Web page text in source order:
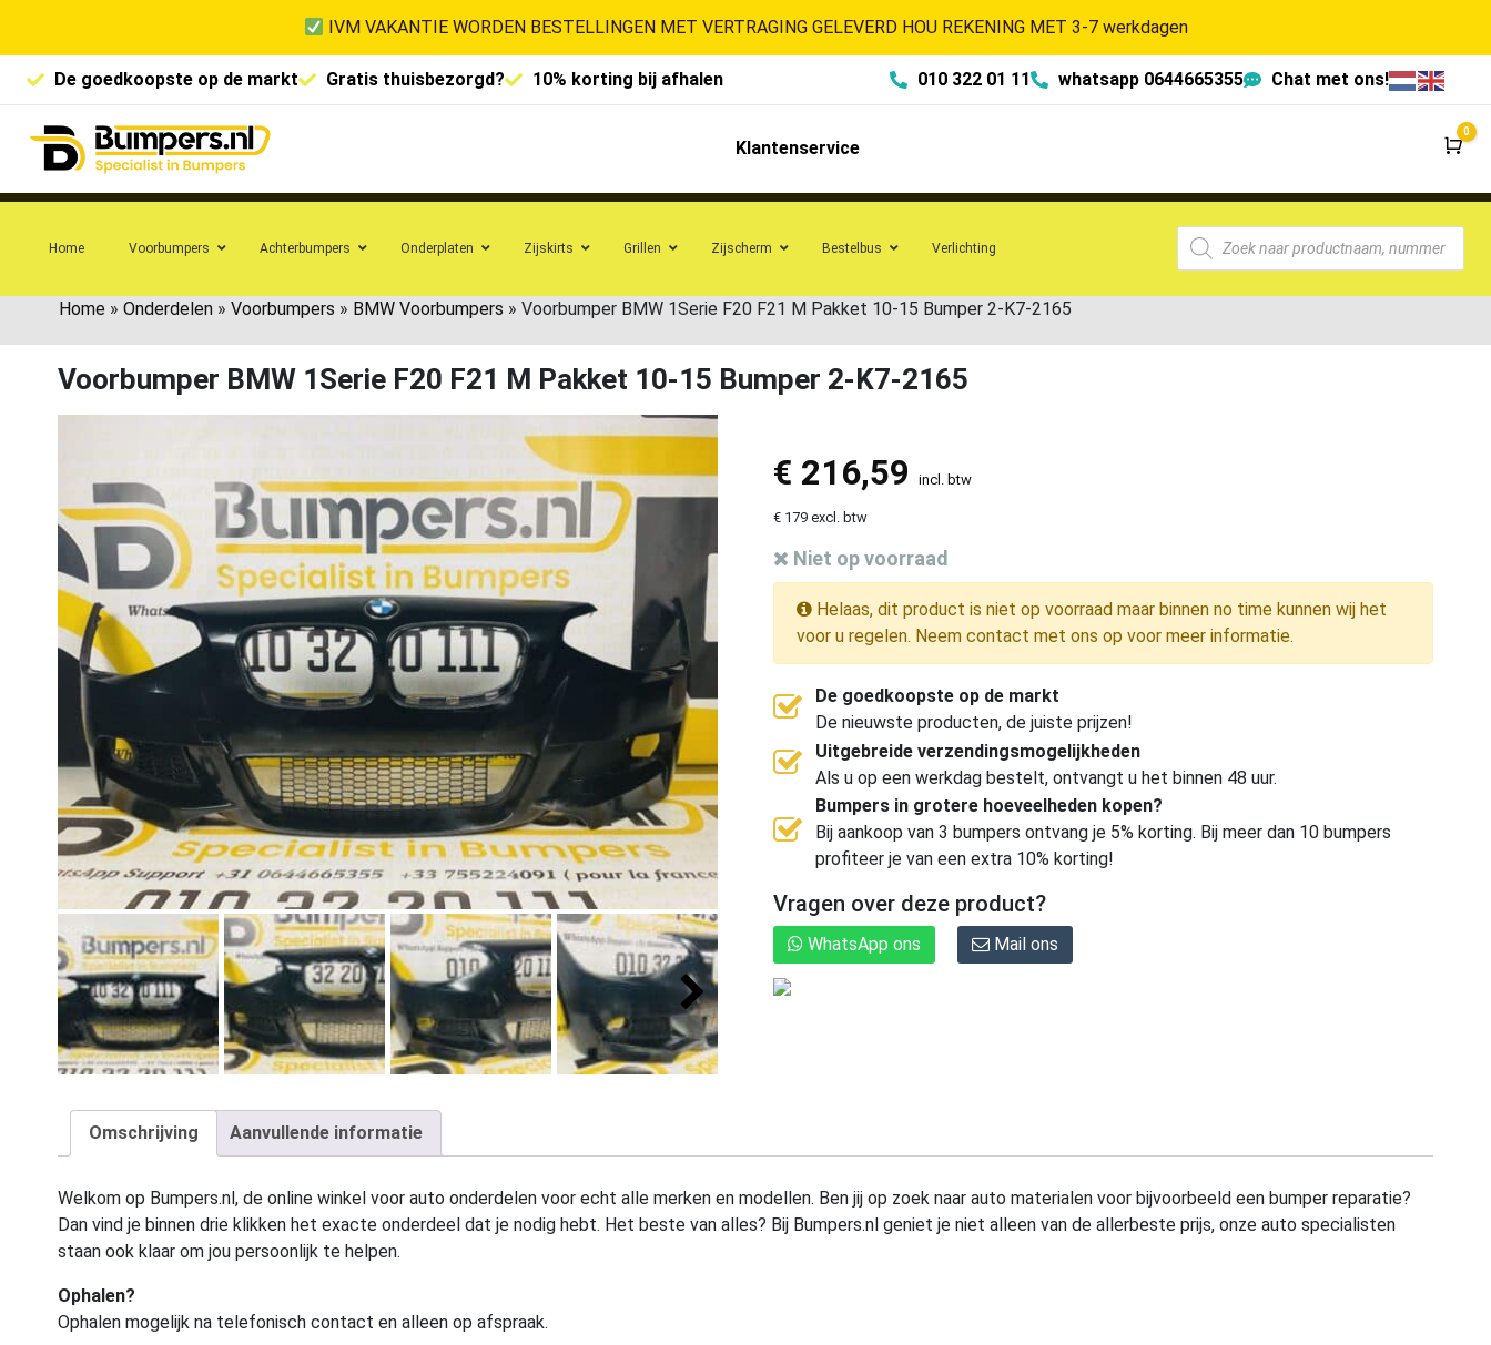
IVM VAKANTIE WORDEN BESTELLINGEN MET VERTRAGING GELEVERD HOU REKENING MET 3-7 werkdagen
De goedkoopste op de markt Gratis thuisbezorgd? 10% korting bij afhalen 010 322 01 11 whatsapp 0644665355 Chat met ons!
Klantenservice
0
Home Voorbumpers Achterbumpers Onderplaten Zijskirts Grillen Zijscherm Bestelbus Verlichting
Home » Onderdelen » Voorbumpers » BMW Voorbumpers » Voorbumper BMW 1Serie F20 F21 M Pakket 10-15 Bumper 2-K7-2165
Voorbumper BMW 1Serie F20 F21 M Pakket 10-15 Bumper 2-K7-2165
€ 216,59 incl. btw
€ 179 excl. btw
Niet op voorraad
Helaas, dit product is niet op voorraad maar binnen no time kunnen wij het
voor u regelen. Neem contact met ons op voor meer informatie.
De goedkoopste op de markt
De nieuwste producten, de juiste prijzen!
Uitgebreide verzendingsmogelijkheden
Als u op een werkdag bestelt, ontvangt u het binnen 48 uur.
Bumpers in grotere hoeveelheden kopen?
Bij aankoop van 3 bumpers ontvang je 5% korting. Bij meer dan 10 bumpers
profiteer je van een extra 10% korting!
Vragen over deze product?
WhatsApp ons Mail ons
Omschrijving Aanvullende informatie
Welkom op Bumpers.nl, de online winkel voor auto onderdelen voor echt alle merken en modellen. Ben jij op zoek naar auto materialen voor bijvoorbeeld een bumper reparatie?
Dan vind je binnen drie klikken het exacte onderdeel dat je nodig hebt. Het beste van alles? Bij Bumpers.nl geniet je niet alleen van de allerbeste prijs, onze auto specialisten
staan ook klaar om jou persoonlijk te helpen.
Ophalen?
Ophalen mogelijk na telefonisch contact en alleen op afspraak.